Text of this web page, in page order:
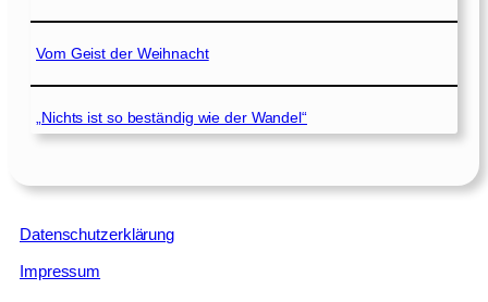
Vom Geist der Weihnacht
„Nichts ist so beständig wie der Wandel“
Datenschutzerklärung
Impressum